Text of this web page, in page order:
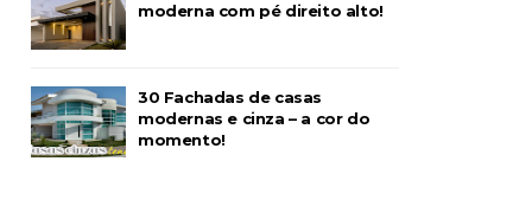
moderna com pé direito alto!
30 Fachadas de casas
modernas e cinza – a cor do
momento!